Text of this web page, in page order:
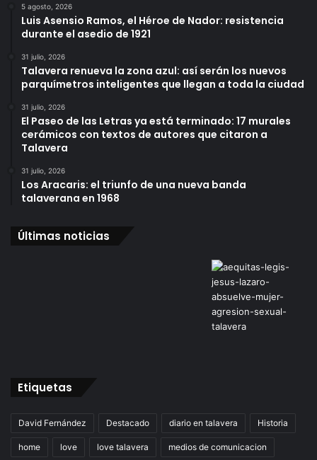
5 agosto, 2026
Luis Asensio Ramos, el Héroe de Nador: resistencia
durante el asedio de 1921
31 julio, 2026
Talavera renueva la zona azul: así serán los nuevos
parquímetros inteligentes que llegan a toda la ciudad
31 julio, 2026
El Paseo de las Letras ya está terminado: 17 murales
cerámicos con textos de autores que citaron a
Talavera
31 julio, 2026
Los Aracaris: el triunfo de una nueva banda
talaverana en 1968
Últimas noticias
Etiquetas
David Fernández Destacado diario en talavera Historia
home love love talavera medios de comunicacion